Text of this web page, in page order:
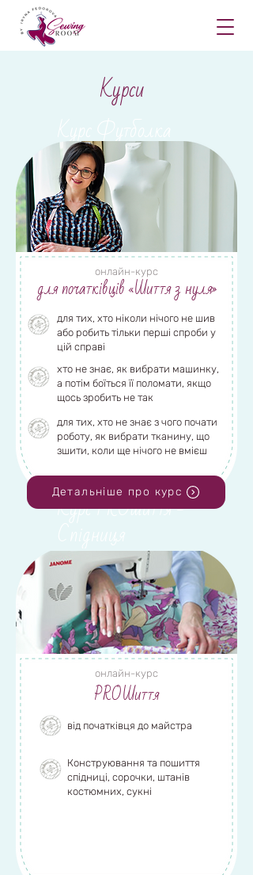
Курс Футболка
Курс PROшиття -
Спідниця 4 травня
Курс PROшиття -
Переглянути деталі
Майстер-клас
"Білизна для
початківців"
Курси
онлайн-курс
для початківців «Шиття з нуля»
для тих, хто ніколи нічого не шив
або робить тільки перші спроби у
цій справі
хто не знає, як вибрати машинку,
а потім боїться її поломати, якщо
щось зробить не так
для тих, хто не знає з чого почати
роботу, як вибрати тканину, що
зшити, коли ще нічого не вмієш
Детальніше про курс
від початківця до майстра
онлайн-курс
PROШиття
Конструювання та пошиття
спідниці, сорочки, штанів
костюмних, сукні